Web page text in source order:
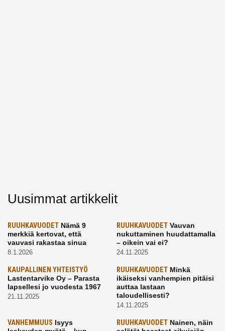
Uusimmat artikkelit
RUUHKAVUODET Nämä 9
merkkiä kertovat, että
vauvasi rakastaa sinua
8.1.2026
RUUHKAVUODETVauvan
nukuttaminen huudattamalla
– oikein vai ei?
24.11.2025
KAUPALLINEN YHTEISTYÖ
Lastentarvike Oy – Parasta
lapsellesi jo vuodesta 1967
21.11.2025
RUUHKAVUODETMinkä
ikäiseksi vanhempien pitäisi
auttaa lastaan
taloudellisesti?
14.11.2025
VANHEMMUUS Isyys
RUUHKAVUODETNainen, näin